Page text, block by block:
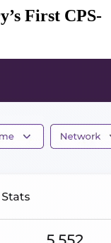
First CPS-